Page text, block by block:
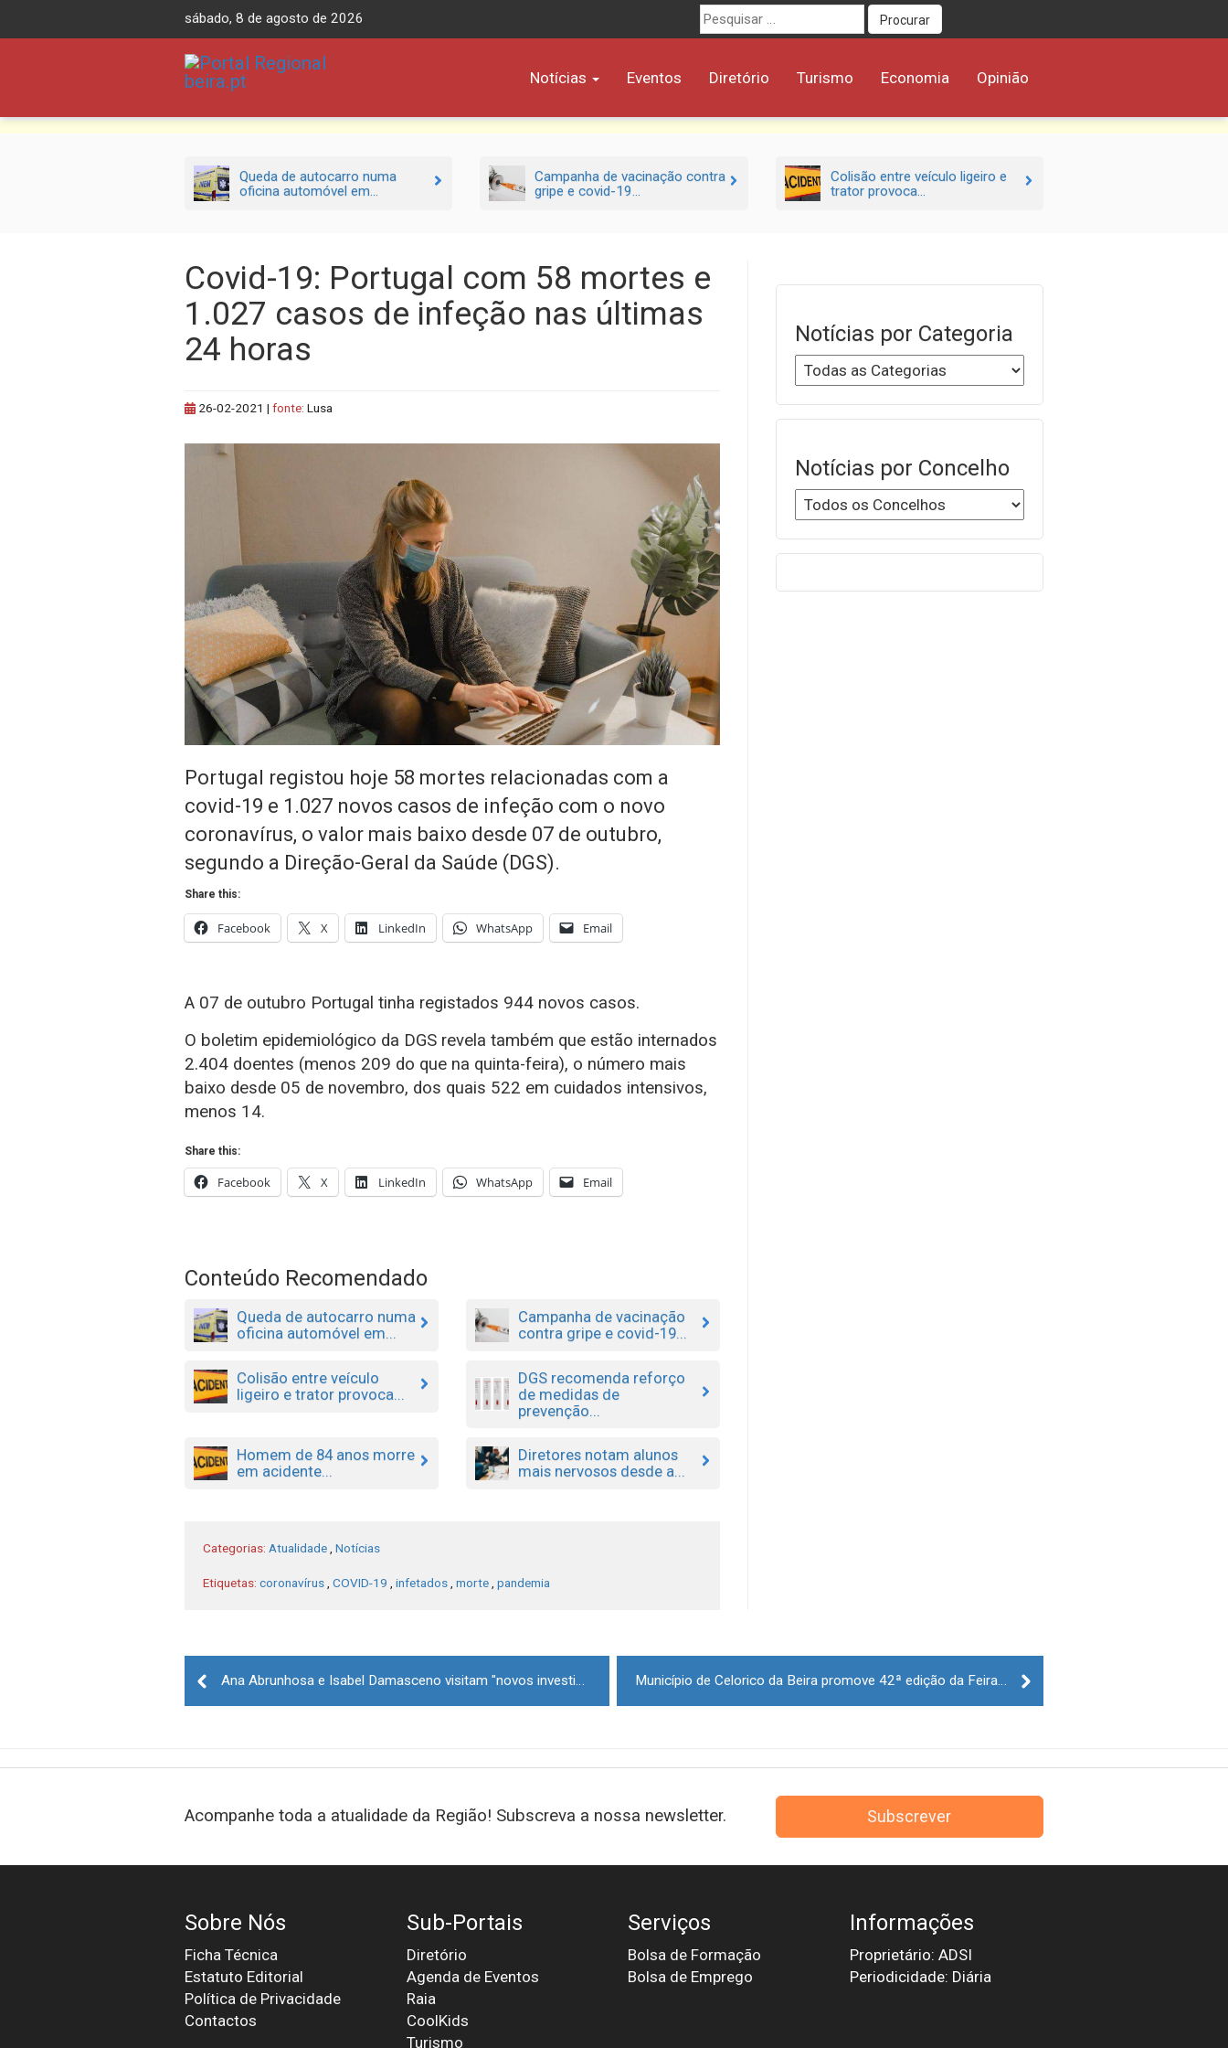
sábado, 8 de agosto de 2026
Procurar
por:
Procurar
Notícias Eventos Diretório Turismo Economia Opinião
Queda de autocarro numa
oficina automóvel em...
Campanha de vacinação contra
gripe e covid-19...
Colisão entre veículo ligeiro e
trator provoca...
Covid-19: Portugal com 58 mortes e
1.027 casos de infeção nas últimas
24 horas
26-02-2021 | fonte: Lusa
Portugal registou hoje 58 mortes relacionadas com a
covid-19 e 1.027 novos casos de infeção com o novo
coronavírus, o valor mais baixo desde 07 de outubro,
segundo a Direção-Geral da Saúde (DGS).
Share this:
Facebook X LinkedIn WhatsApp Email
A 07 de outubro Portugal tinha registados 944 novos casos.
O boletim epidemiológico da DGS revela também que estão internados
2.404 doentes (menos 209 do que na quinta-feira), o número mais
baixo desde 05 de novembro, dos quais 522 em cuidados intensivos,
menos 14.
Share this:
Facebook X LinkedIn WhatsApp Email
Conteúdo Recomendado
Queda de autocarro numa
oficina automóvel em...
Campanha de vacinação
contra gripe e covid-19...
Colisão entre veículo
ligeiro e trator provoca...
DGS recomenda reforço
de medidas de
prevenção...
Homem de 84 anos morre
em acidente...
Diretores notam alunos
mais nervosos desde a...
Categorias: Atualidade Notícias
Etiquetas: coronavírus COVID-19 infetados morte pandemia
Notícias por Categoria
Notícias por Concelho
navigation
Ana Abrunhosa e Isabel Damasceno visitam "novos investidores" de Gouveia Município de Celorico da Beira promove 42ª edição da Feira do Queijo
Acompanhe toda a atualidade da Região! Subscreva a nossa newsletter. Subscrever
Sobre Nós
Ficha Técnica
Estatuto Editorial
Política de Privacidade
Contactos
Sub-Portais
Diretório
Agenda de Eventos
Raia
CoolKids
Turismo
Serviços
Bolsa de Formação
Bolsa de Emprego
Informações
Proprietário: ADSI
Periodicidade: Diária